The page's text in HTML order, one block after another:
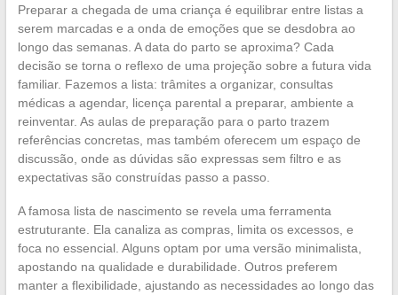
Preparar a chegada de uma criança é equilibrar entre listas a
serem marcadas e a onda de emoções que se desdobra ao
longo das semanas. A data do parto se aproxima? Cada
decisão se torna o reflexo de uma projeção sobre a futura vida
familiar. Fazemos a lista: trâmites a organizar, consultas
médicas a agendar, licença parental a preparar, ambiente a
reinventar. As aulas de preparação para o parto trazem
referências concretas, mas também oferecem um espaço de
discussão, onde as dúvidas são expressas sem filtro e as
expectativas são construídas passo a passo.
A famosa lista de nascimento se revela uma ferramenta
estruturante. Ela canaliza as compras, limita os excessos, e
foca no essencial. Alguns optam por uma versão minimalista,
apostando na qualidade e durabilidade. Outros preferem
manter a flexibilidade, ajustando as necessidades ao longo das